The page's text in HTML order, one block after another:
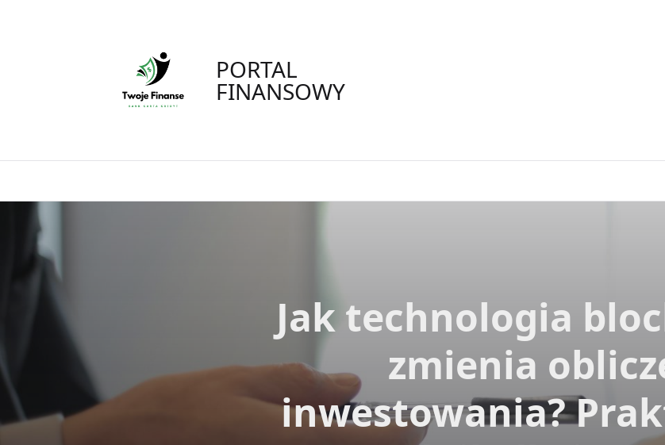
PORTAL
FINANSOWY
Jak technologia
zmienia
inwestowania?